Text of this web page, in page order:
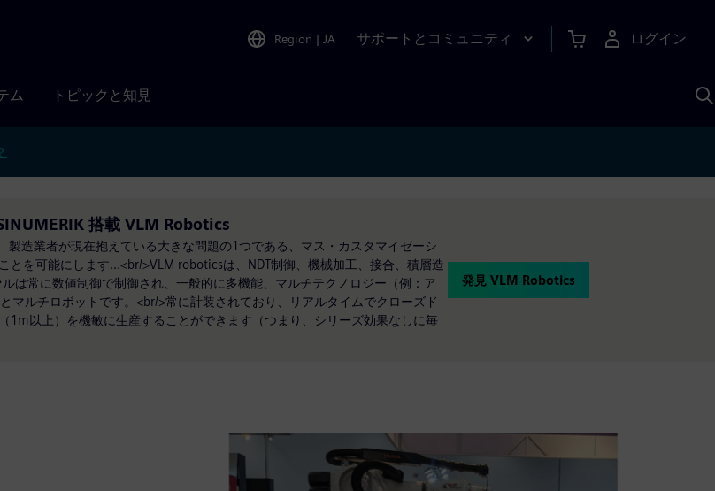
Region | JA サポートとコミュニティ ログイン
ム トピックと知見
搭載 VLM Robotics
造業者が現在抱えている大きな問題の1つである、マス・カスタマイゼーシ
を可能にします...<br/>VLM-roboticsは、NDT制御、機械加工、接合、積層造
は常に数値制御で制御され、一般的に多機能、マルチテクノロジー（例：ア
マルチロボットです。<br/>常に計装されており、リアルタイムでクローズド
1m以上）を機敏に生産することができます（つまり、シリーズ効果なしに毎
発見 VLM Robotics